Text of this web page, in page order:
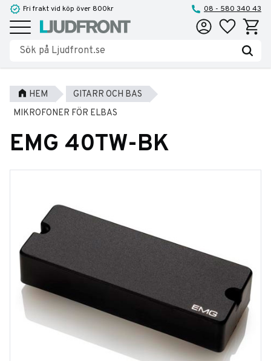
Meny
Fri frakt vid köp över 800kr 08 - 580 340 43
Favoriter
HEM
GITARR OCH BAS
MIKROFONER FÖR ELBAS
EMG 40TW-BK